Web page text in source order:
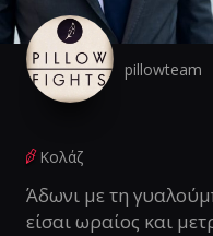
pillowteam
Κολάζ
Άδωνι με τη
είσαι ωραίος και